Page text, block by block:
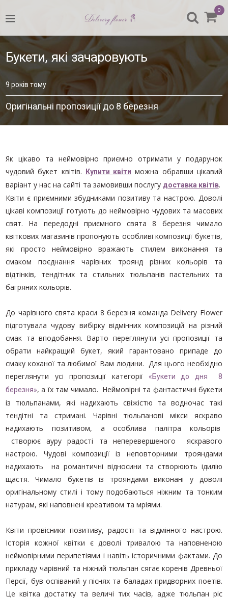
ДО ДНЯ МАТЕРІ
ДЕНЬ ВАЛЕНТИНА
БУКЕТ ДЛЯ ВЧИТЕЛЯ
БУКЕТ ВІД ФЛОРИСТА
БУКЕТИ ДІЛОВОГО СТИЛЮ
БУКЕТИ ДЛЯ УРОЧИСТИХ
БУКЕТИ ПОЗИТИВНИХ
ЕМОЦІЙ
БУКЕТИ ПОПЕРЕДНЬОГО
ВІТАЛЬНІ БУКЕТИ
ДОДАТКИ ДО БУКЕТІВ
ЗИМОВІ БУКЕТИ
0
Букети, які зачаровують
9 років тому
Оригінальні пропозиції до 8 березня
Без
категорії
/
Букети,
які
зачаровують
Як цікаво та неймовірно приємно отримати у подарунок
чудовий букет квітів.
Купити квіти можна обравши цікавий
варіант у нас на сайті та замовивши послугу доставка квітів.
Квіти є приємними збудниками позитиву та настрою. Доволі
цікаві композиції готують до неймовірно чудових та масових
свят. На передодні приємного свята 8 березня чимало
квіткових магазинів пропонують особливі композиції букетів,
які просто неймовірно вражають стилем виконання та
смаком поєднання чарівних троянд різних кольорів та
відтінків, тендітних та стильних тюльпанів пастельних та
багряних кольорів.
До чарівного свята краси 8 березня команда Delivery Flower
підготувала чудову вибірку відмінних композицій на різний
смак та вподобання. Варто переглянути усі пропозиції та
обрати найкращий букет, який гарантовано припаде до
смаку коханої та любимої Вам людини. Для цього необхідно
переглянути усі пропозиції категорії
«Букети до дня 8
березня», а їх там чимало. Неймовірні та фантастичні букети
із тюльпанами, які надихають свіжістю та водночас такі
тендітні та стримані. Чарівні тюльпанові мікси яскраво
надихають позитивом, а особлива палітра кольорів
створює ауру радості та неперевершеного яскравого
настрою. Чудові композиції із неповторними трояндами
надихають на романтичні відносини та створюють ідилію
щастя. Чимало букетів із трояндами виконані у доволі
оригінальному стилі і тому подобаються ніжним та тонким
натурам, які наповнені креативом та мріями.
Квіти провісники позитиву, радості та відмінного настрою.
Історія кожної квітки є доволі тривалою та наповненою
неймовірними перипетіями і навіть історичними фактами. До
прикладу чарівний та ніжний тюльпан сягає коренів Древньої
Персії, був оспіваний у піснях та баладах придворних поетів.
Це квітка достатку та величі тих часів, адже тюльпан ріс